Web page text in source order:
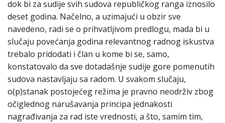
dok bi za sudije svih sudova republičkog ranga iznosilo
deset godina. Načelno, a uzimajući u obzir sve
navedeno, radi se o prihvatljivom predlogu, mada bi u
slučaju povećanja godina relevantnog radnog iskustva
trebalo pridodati i član u kome bi se, samo,
konstatovalo da sve dotadašnje sudije gore pomenutih
sudova nastavljaju sa radom. U svakom slučaju,
o(p)stanak postojećeg režima je pravno neodrživ zbog
očiglednog narušavanja principa jednakosti
nagrađivanja za rad iste vrednosti, a što, samim tim,